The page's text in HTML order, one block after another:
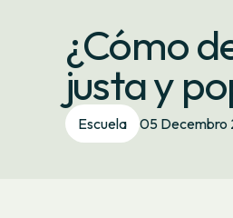
¿Cómo
justa y
Escuela 05 Decembro